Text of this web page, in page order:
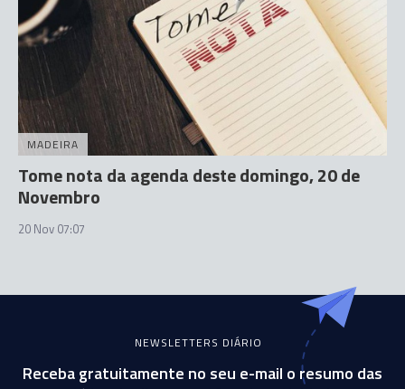
MADEIRA
Tome nota da agenda deste domingo, 20 de
Novembro
20 Nov 07:07
NEWSLETTERS DIÁRIO
Receba gratuitamente no seu e-mail o resumo das